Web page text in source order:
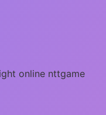
online nttgame